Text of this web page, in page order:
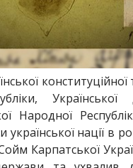
конституційної
Народної
української нації в
Карпатської